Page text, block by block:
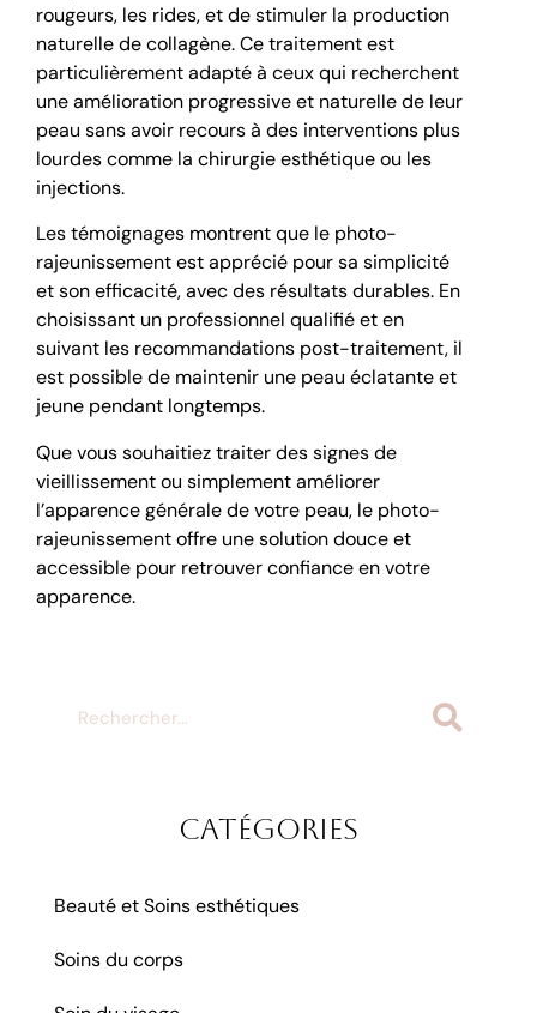
rougeurs, les rides, et de stimuler la production
naturelle de collagène. Ce traitement est
particulièrement adapté à ceux qui recherchent
une amélioration progressive et naturelle de leur
peau sans avoir recours à des interventions plus
lourdes comme la chirurgie esthétique ou les
injections.
Les témoignages montrent que le photo-
rajeunissement est apprécié pour sa simplicité
et son efficacité, avec des résultats durables. En
choisissant un professionnel qualifié et en
suivant les recommandations post-traitement, il
est possible de maintenir une peau éclatante et
jeune pendant longtemps.
Que vous souhaitiez traiter des signes de
vieillissement ou simplement améliorer
l’apparence générale de votre peau, le photo-
rajeunissement offre une solution douce et
accessible pour retrouver confiance en votre
apparence.
Catégories
Beauté et Soins esthétiques
Soins du corps